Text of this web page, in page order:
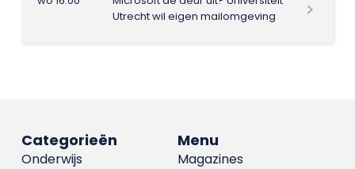
Utrecht wil eigen mailomgeving
Menu
Magazines
Categorieën
Onderwijs